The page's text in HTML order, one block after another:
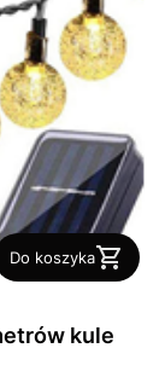
Do koszyka
kule